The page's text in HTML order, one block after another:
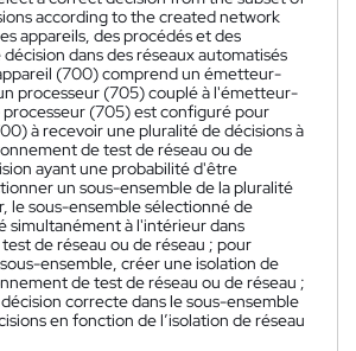
according to the created network
appareils, des procédés et des
dans des réseaux automatisés
(700) comprend un émetteur-
processeur (705) couplé à l'émetteur-
(705) est configuré pour
à recevoir une pluralité de décisions à
de test de réseau ou de
ayant une probabilité d'être
un sous-ensemble de la pluralité
le sous-ensemble sélectionné de
simultanément à l'intérieur dans
de réseau ou de réseau ; pour
ensemble, créer une isolation de
de test de réseau ou de réseau ;
correcte dans le sous-ensemble
en fonction de l’isolation de réseau